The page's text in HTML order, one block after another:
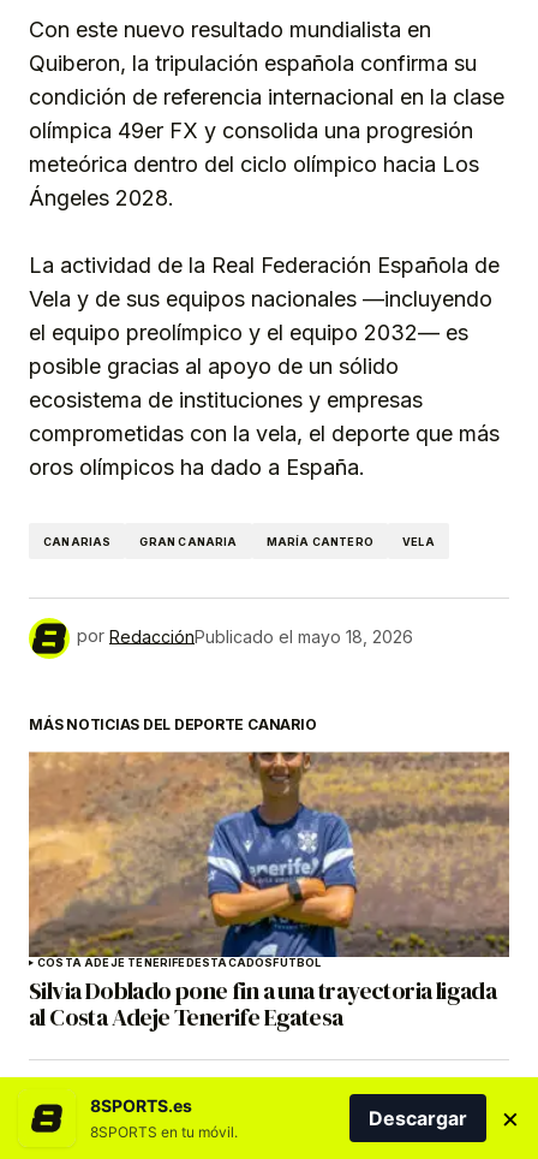
Con este nuevo resultado mundialista en
Quiberon, la tripulación española confirma su
condición de referencia internacional en la clase
olímpica 49er FX y consolida una progresión
meteórica dentro del ciclo olímpico hacia Los
Ángeles 2028.
La actividad de la Real Federación Española de
Vela y de sus equipos nacionales —incluyendo
el equipo preolímpico y el equipo 2032— es
posible gracias al apoyo de un sólido
ecosistema de instituciones y empresas
comprometidas con la vela, el deporte que más
oros olímpicos ha dado a España.
CANARIAS GRAN CANARIA MARÍA CANTERO VELA
por RedacciónPublicado el mayo 18, 2026
MÁS NOTICIAS DEL DEPORTE CANARIO
COSTA ADEJE TENERIFE DESTACADOS FÚTBOL
Silvia Doblado pone fin a una trayectoria ligada
al Costa Adeje Tenerife Egatesa
8SPORTS.es
8SPORTS en tu móvil.
Descargar ×